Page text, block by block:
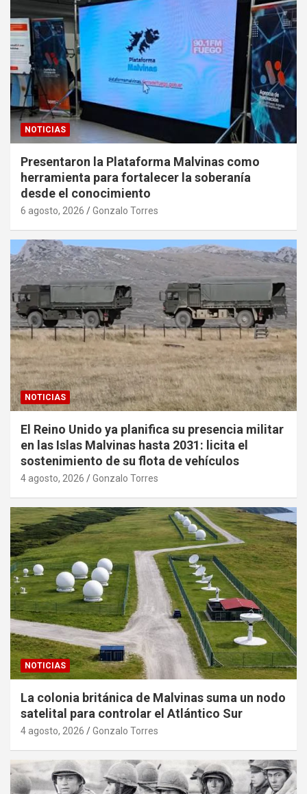
NOTICIAS
Presentaron la Plataforma Malvinas como
herramienta para fortalecer la soberanía
desde el conocimiento
6 agosto, 2026 Gonzalo Torres
NOTICIAS
El Reino Unido ya planifica su presencia militar
en las Islas Malvinas hasta 2031: licita el
sostenimiento de su flota de vehículos
4 agosto, 2026 Gonzalo Torres
NOTICIAS
La colonia británica de Malvinas suma un nodo
satelital para controlar el Atlántico Sur
4 agosto, 2026 Gonzalo Torres